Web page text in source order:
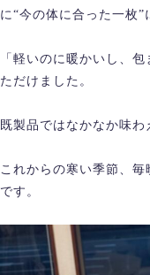
に“今の体に合った一枚”
「軽いのに暖かいし、
ただけました。
既製品ではなかなか味わ
これからの寒い季節、
です。